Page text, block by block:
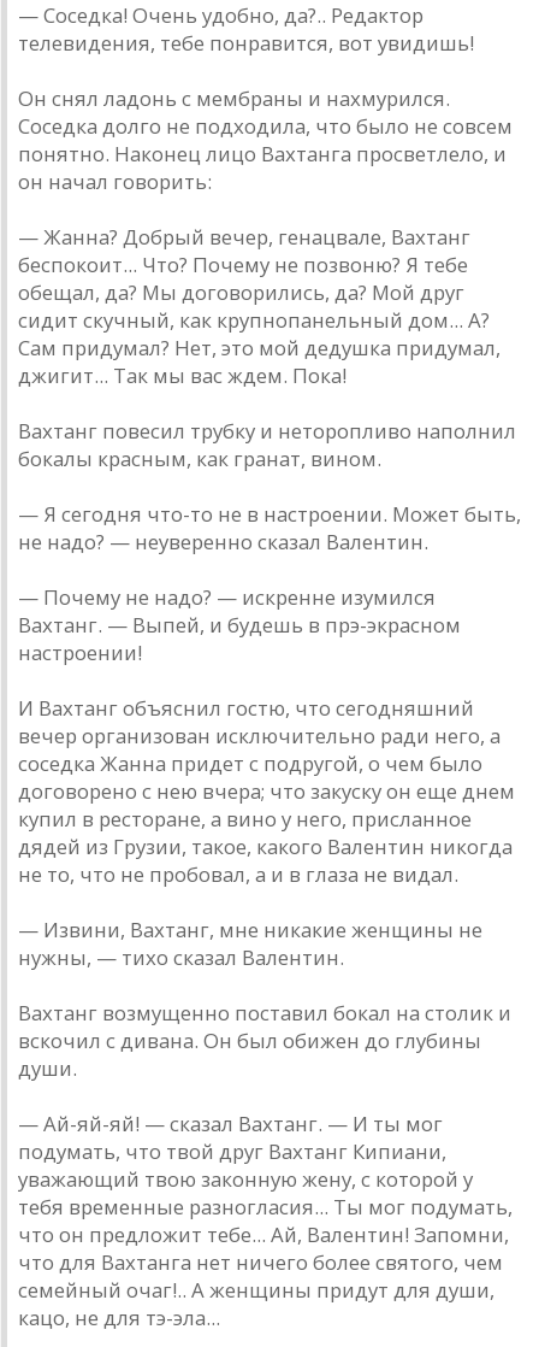
— Соседка! Очень удобно, да?.. Редактор
телевидения, тебе понравится, вот увидишь!
Он снял ладонь с мембраны и нахмурился.
Соседка долго не подходила, что было не совсем
понятно. Наконец лицо Вахтанга просветлело, и
он начал говорить:
— Жанна? Добрый вечер, генацвале, Вахтанг
беспокоит... Что? Почему не позвоню? Я тебе
обещал, да? Мы договорились, да? Мой друг
сидит скучный, как крупнопанельный дом... А?
Сам придумал? Нет, это мой дедушка придумал,
джигит... Так мы вас ждем. Пока!
Вахтанг повесил трубку и неторопливо наполнил
бокалы красным, как гранат, вином.
— Я сегодня что-то не в настроении. Может быть,
не надо? — неуверенно сказал Валентин.
— Почему не надо? — искренне изумился
Вахтанг. — Выпей, и будешь в прэ-экрасном
настроении!
И Вахтанг объяснил гостю, что сегодняшний
вечер организован исключительно ради него, а
соседка Жанна придет с подругой, о чем было
договорено с нею вчера; что закуску он еще днем
купил в ресторане, а вино у него, присланное
дядей из Грузии, такое, какого Валентин никогда
не то, что не пробовал, а и в глаза не видал.
— Извини, Вахтанг, мне никакие женщины не
нужны, — тихо сказал Валентин.
Вахтанг возмущенно поставил бокал на столик и
вскочил с дивана. Он был обижен до глубины
души.
— Ай-яй-яй! — сказал Вахтанг. — И ты мог
подумать, что твой друг Вахтанг Кипиани,
уважающий твою законную жену, с которой у
тебя временные разногласия... Ты мог подумать,
что он предложит тебе... Ай, Валентин! Запомни,
что для Вахтанга нет ничего более святого, чем
семейный очаг!.. А женщины придут для души,
кацо, не для тэ-эла...